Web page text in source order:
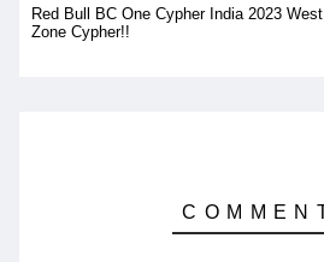
Red Bull BC One Cypher India 2023 West
Zone Cypher!!